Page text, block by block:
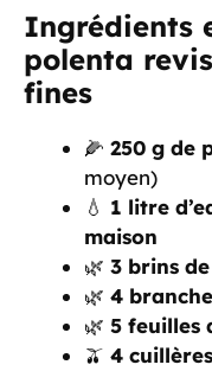
Ingrédients
polenta
fines
🌽 250 g de
moyen)
💧 1 litre
maison
🌿 3 brins
🌿 4
🌿 5 feuilles
🫒 4